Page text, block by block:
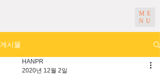
ME
NU
게시물
HANPR
2020년 12월 2일